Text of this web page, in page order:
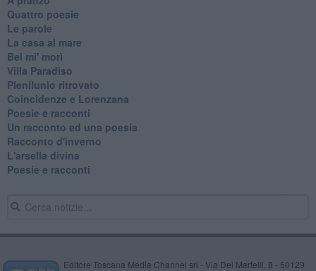
Quattro poesie
Le parole
La casa al mare
Bel mi' morì
Villa Paradiso
Plenilunio ritrovato
Coincidenze e Lorenzana
Poesie e racconti
Un racconto ed una poesia
Racconto d'inverno
​L'arsella divina
Poesie e racconti
Editore Toscana Media Channel srl - Via Dei Martelli, 8 - 50129